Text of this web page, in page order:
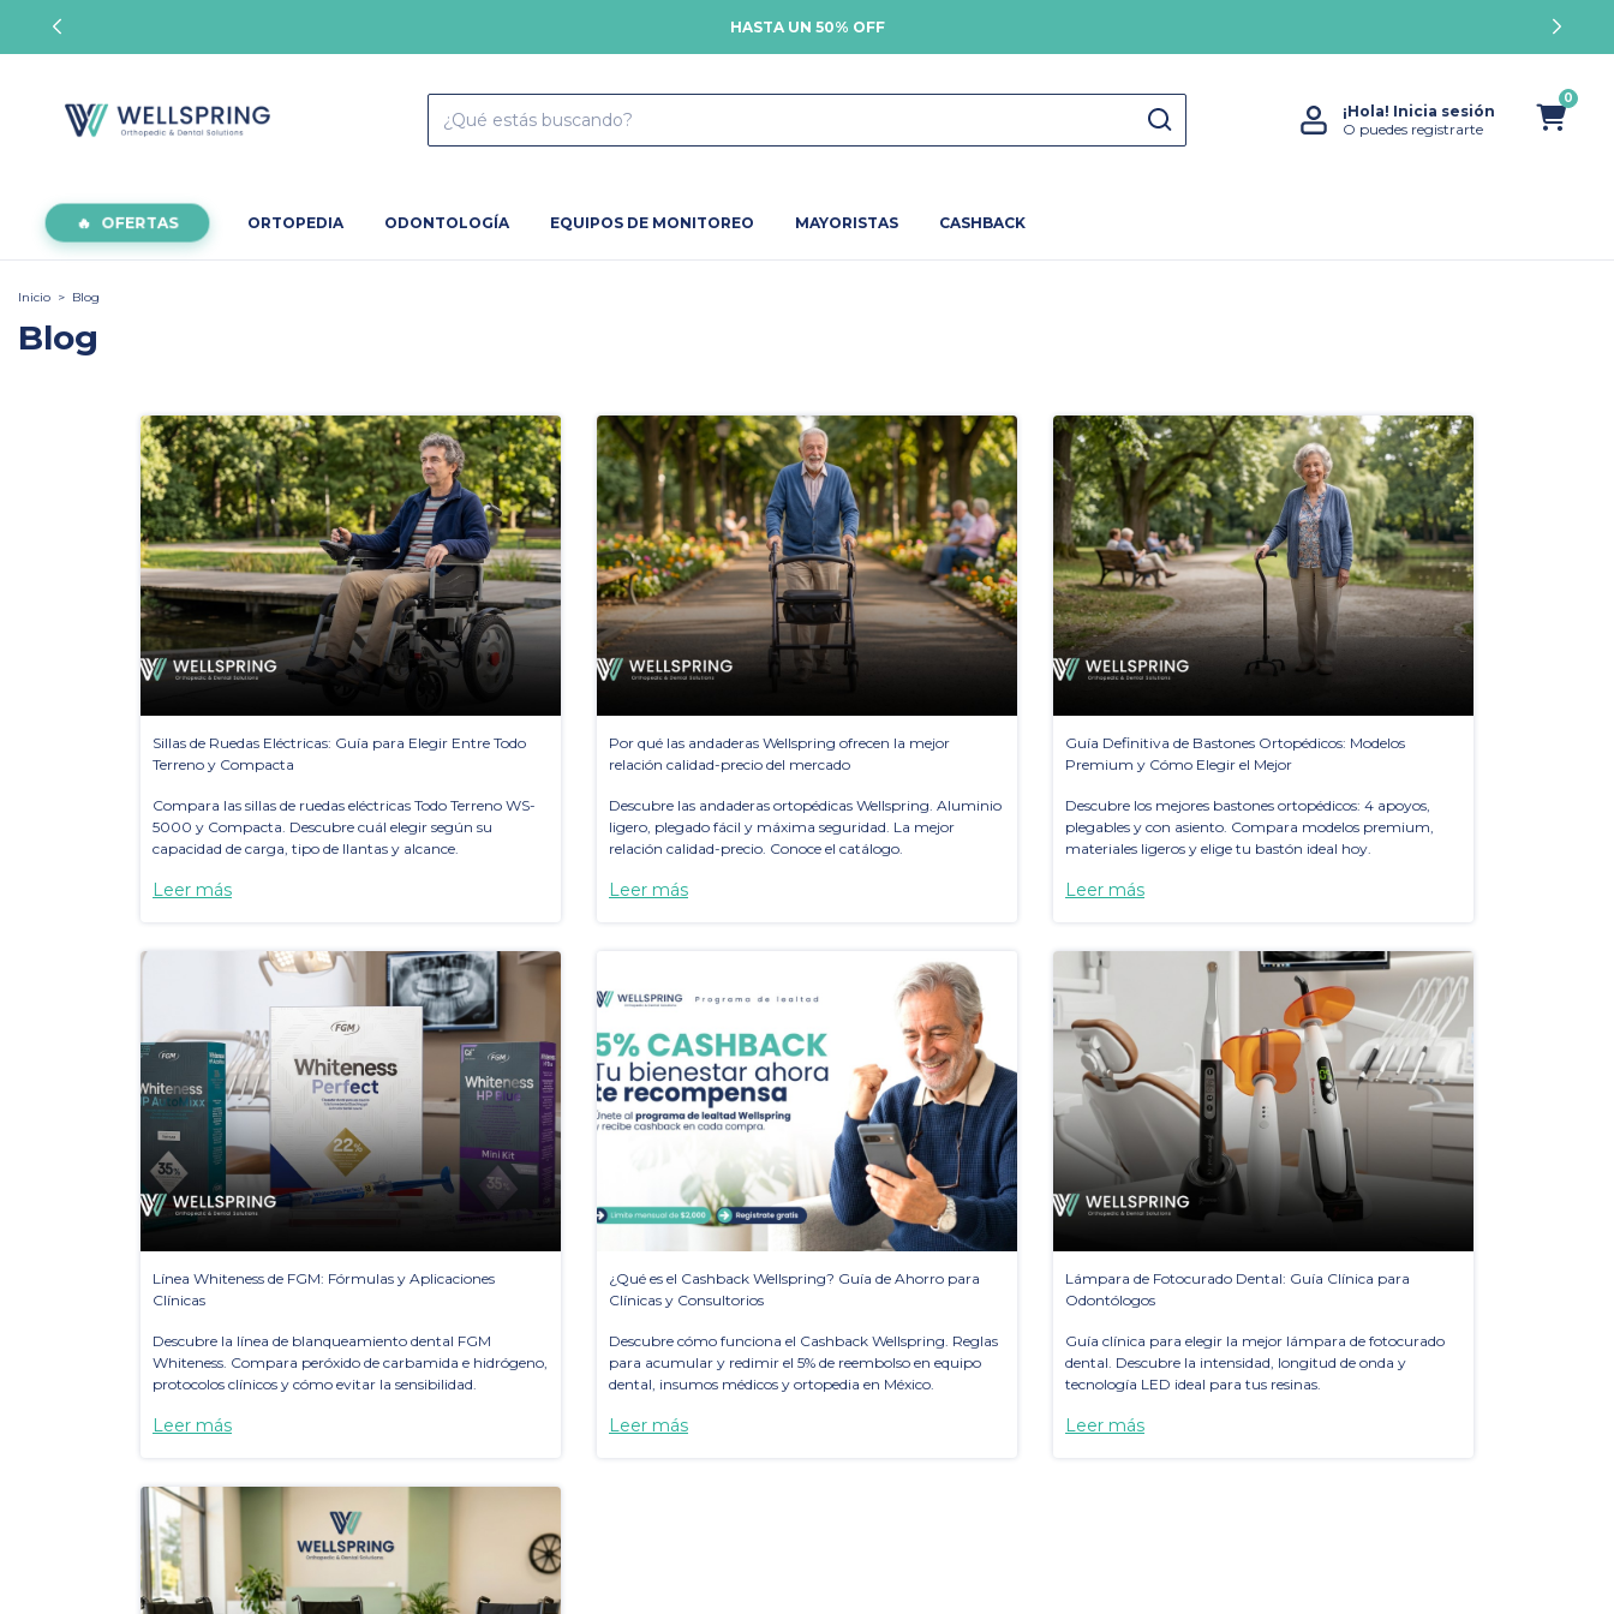
HASTA UN 50% OFF
¡Hola! Inicia sesión
O puedes registrarte
0
OFERTAS ORTOPEDIA ODONTOLOGÍA EQUIPOS DE MONITOREO MAYORISTAS CASHBACK
Inicio > Blog
Blog
Sillas de Ruedas Eléctricas: Guía para Elegir Entre Todo
Terreno y Compacta
Compara las sillas de ruedas eléctricas Todo Terreno WS-
5000 y Compacta. Descubre cuál elegir según su
capacidad de carga, tipo de llantas y alcance.
Leer más
Por qué las andaderas Wellspring ofrecen la mejor
relación calidad-precio del mercado
Descubre las andaderas ortopédicas Wellspring. Aluminio
ligero, plegado fácil y máxima seguridad. La mejor
relación calidad-precio. Conoce el catálogo.
Leer más
Guía Definitiva de Bastones Ortopédicos: Modelos
Premium y Cómo Elegir el Mejor
Descubre los mejores bastones ortopédicos: 4 apoyos,
plegables y con asiento. Compara modelos premium,
materiales ligeros y elige tu bastón ideal hoy.
Leer más
Línea Whiteness de FGM: Fórmulas y Aplicaciones
Clínicas
Descubre la línea de blanqueamiento dental FGM
Whiteness. Compara peróxido de carbamida e hidrógeno,
protocolos clínicos y cómo evitar la sensibilidad.
Leer más
¿Qué es el Cashback Wellspring? Guía de Ahorro para
Clínicas y Consultorios
Descubre cómo funciona el Cashback Wellspring. Reglas
para acumular y redimir el 5% de reembolso en equipo
dental, insumos médicos y ortopedia en México.
Leer más
Lámpara de Fotocurado Dental: Guía Clínica para
Odontólogos
Guía clínica para elegir la mejor lámpara de fotocurado
dental. Descubre la intensidad, longitud de onda y
tecnología LED ideal para tus resinas.
Leer más